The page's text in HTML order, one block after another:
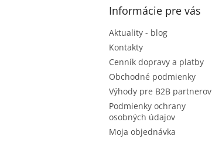
Informácie pre vás
Aktuality - blog
Kontakty
Cenník dopravy a platby
Obchodné podmienky
Výhody pre B2B partnerov
Podmienky ochrany
osobných údajov
Moja objednávka